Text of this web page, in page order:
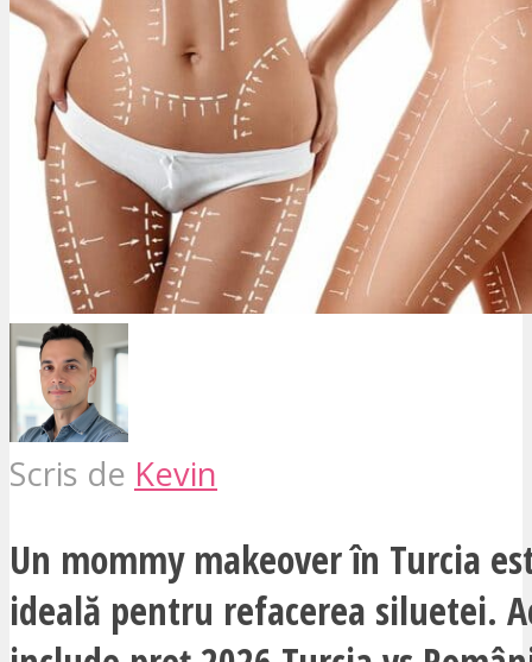
Scris de Kevin
Un mommy makeover în Turcia
ideală pentru refacerea siluetei.